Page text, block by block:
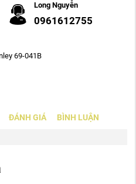
Long Nguyễn
0961612755
69-041B
ĐÁNH GIÁ BÌNH LUẬN